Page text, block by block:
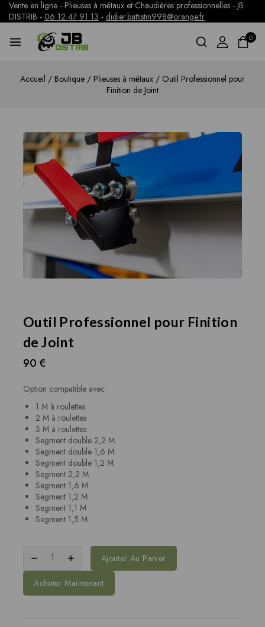
Vente en ligne - Plieuses à métaux et Chaudières professionnelles - JB
DISTRIB - 06 12 47 91 13 - didier.battistin998@orange.fr
0
Accueil / Boutique / Plieuses à métaux / Outil Professionnel pour
Finition de Joint
Outil Professionnel pour Finition
de Joint
90 €
Option compatible avec :
1 M à roulettes
2 M à roulettes
3 M à roulettes
Segment double 2,2 M
Segment double 1,6 M
Segment double 1,2 M
Segment 2,2 M
Segment 1,6 M
Segment 1,2 M
Segment 1,1 M
Segment 1,5 M
Ajouter Au Panier
Acheter Maintenant